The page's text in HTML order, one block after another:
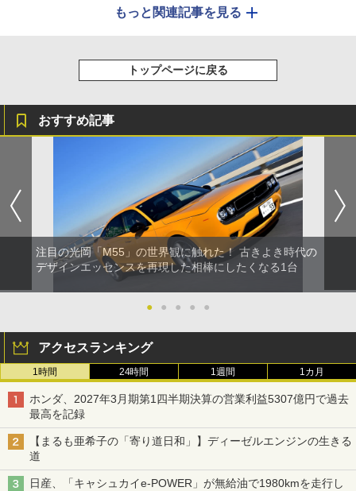
もっと関連記事を見る
トップページに戻る
おすすめ記事
注目の光岡「M55」の世界観に触れた！ 古きよき時代の
デザインエッセンスを再現した相棒にしたくなる1台
● ● ● ● ●
アクセスランキング
1時間 24時間 1週間 1カ月
ホンダ、2027年3月期第1四半期決算の営業利益5307億円で過去
最高を記録
【まるも亜希子の「寄り道日和」】ディーゼルエンジンの生きる
道
日産、「キャシュカイe-POWER」が無給油で1980kmを走行し